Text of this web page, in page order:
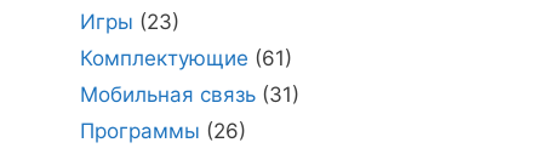
Игры (23)
Комплектующие (61)
Мобильная связь(31)
Программы (26)